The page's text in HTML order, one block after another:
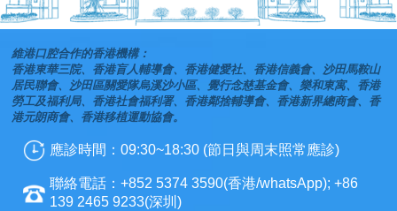
維港口腔合作的香港機構：
香港東華三院、香港盲人輔導會、香港健愛社、香港信義會、沙田馬鞍山
居民聯會、沙田區關愛隊烏溪沙小區、覺行念慈基金會、樂和東寓、香港
勞工及福利局、香港社會福利署、香港鄰捨輔導會、香港新界總商會、香
港元朗商會、香港移植運動協會。
應診時間：09:30~18:30 (節日與周末照常應診)
聯絡電話：+852 5374 3590(香港/whatsApp); +86
139 2465 9233(深圳)